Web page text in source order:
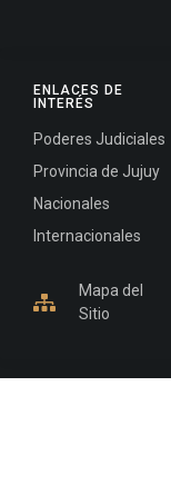
ENLACES DE
INTERÉS
Poderes Judiciales
Provincia de Jujuy
Nacionales
Internacionales
Mapa del
Sitio